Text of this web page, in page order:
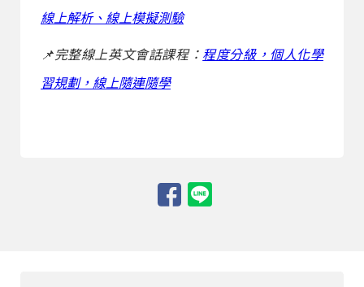
線上解析、線上模擬測驗
📌完整線上英文會話課程： 程度分級，個人化學
習規劃，線上隨連隨學